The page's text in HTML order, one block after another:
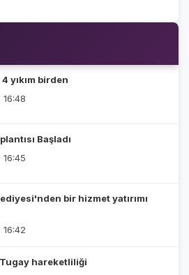
yıkım birden
16:48
Başladı
16:45
bir hizmet yatırımı
16:42
hareketliliği